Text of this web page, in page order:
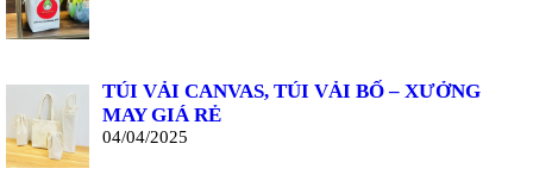
TÚI VẢI CANVAS, TÚI VẢI BỐ – XƯỞNG
MAY GIÁ RẺ
04/04/2025